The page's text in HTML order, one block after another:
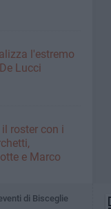
l'estremo
Lucci
roster con i
e Marco
di Bisceglie